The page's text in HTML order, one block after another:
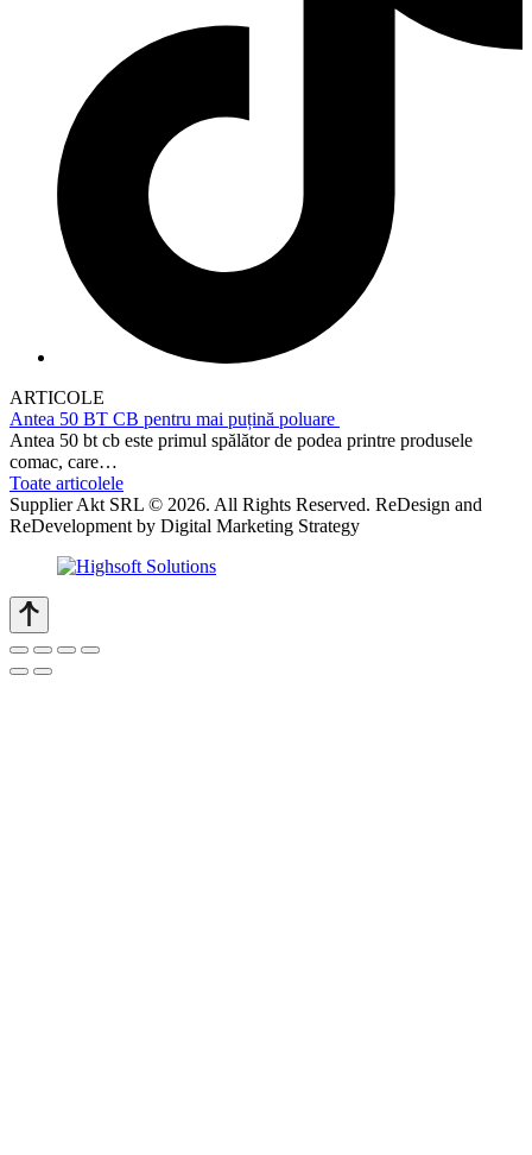
ARTICOLE
Antea 50 BT CB pentru mai puțină poluare
Antea 50 bt cb este primul spălător de podea printre produsele
comac, care…
Toate articolele
Supplier Akt SRL © 2026. All Rights Reserved. ReDesign and
ReDevelopment by Digital Marketing Strategy